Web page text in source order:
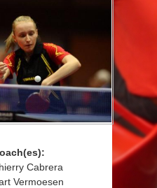
Cabrera
Vermoesen